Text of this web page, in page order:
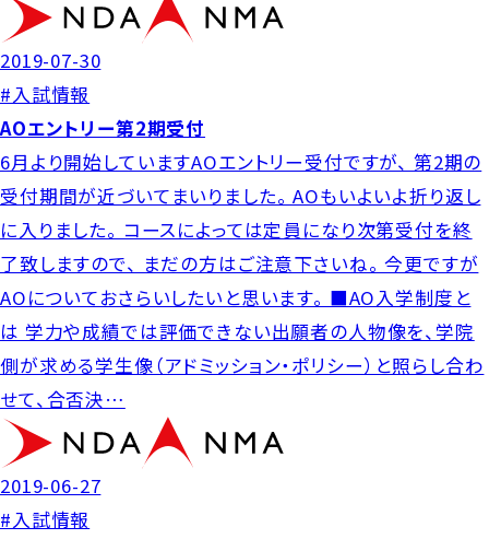
2019-07-30
#入試情報
AOエントリー第2期受付
6月より開始していますAOエントリー受付ですが、 第2期の
受付期間が近づいてまいりました。 AOもいよいよ折り返し
に入りました。 コースによっては定員になり次第受付を終
了致しますので、 まだの方はご注意下さいね。 今更ですが
AOについておさらいしたいと思います。 ■AO入学制度と
は 学力や成績では評価できない出願者の人物像を、学院
側が求める学生像（アドミッション・ポリシー）と照らし合わ
せて、合否決…
2019-06-27
#入試情報